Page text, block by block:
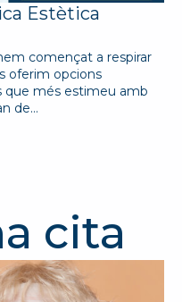
Estètica
començat a respirar
oferim opcions
que més estimeu amb
de…
cita